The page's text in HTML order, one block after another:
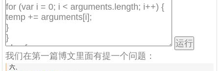
我们在第一篇博文里面有提一个问题：
六、